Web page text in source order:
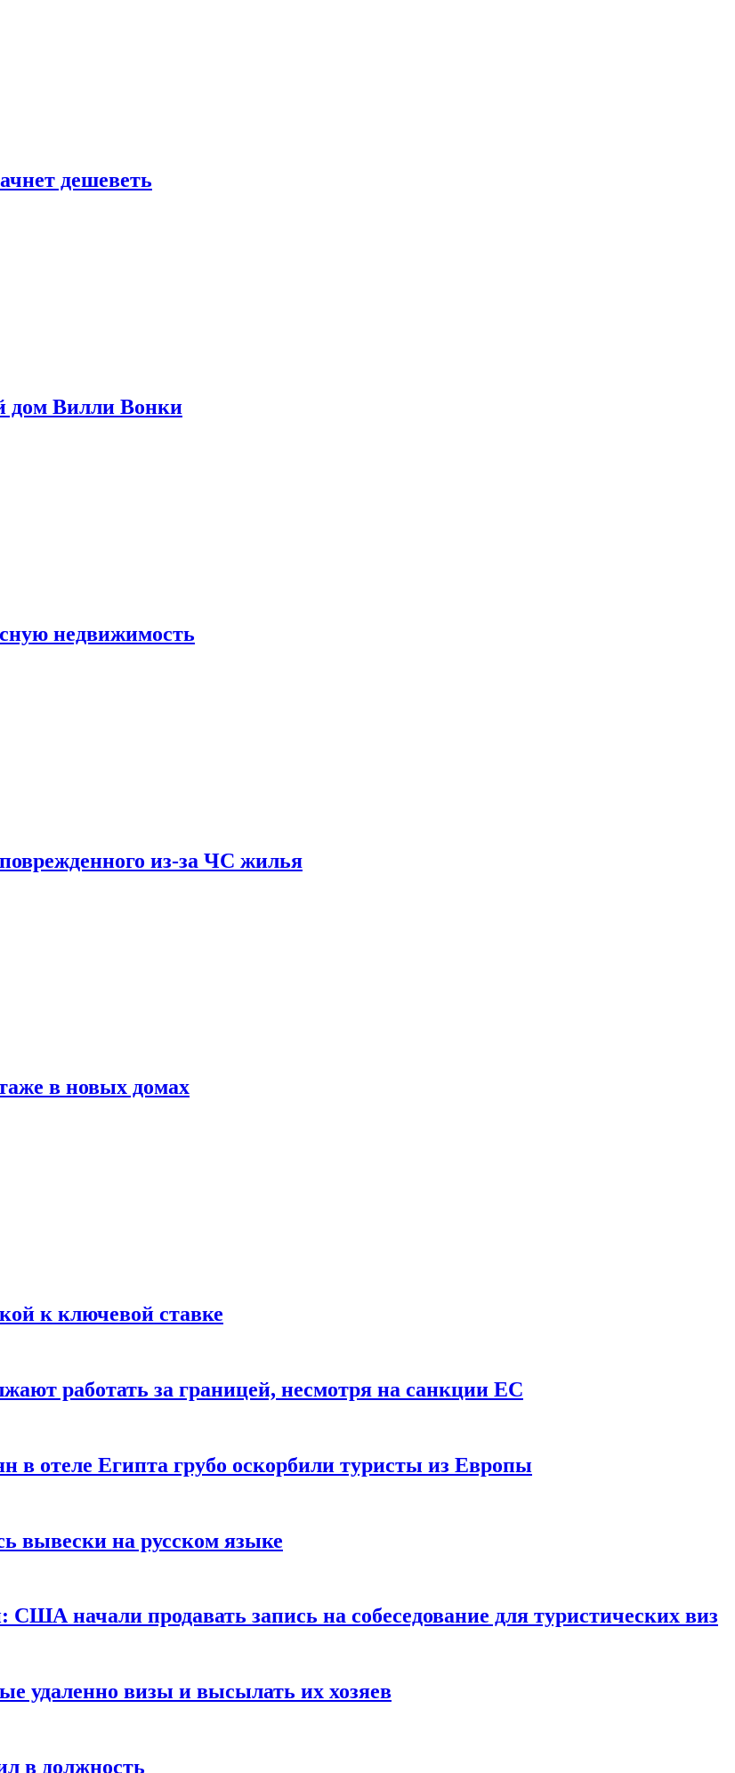
дешеветь
дом Вилли Вонки
недвижимость
из-за ЧС жилья
в новых домах
к ключевой ставке
работать за границей, несмотря на санкции ЕС
в отеле Египта грубо оскорбили туристы из Европы
вывески на русском языке
США начали продавать запись на собеседование для туристических виз
удаленно визы и высылать их хозяев
в должность